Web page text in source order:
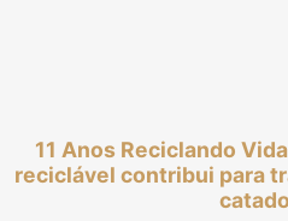
11 Anos Reciclando
reciclável contribui para